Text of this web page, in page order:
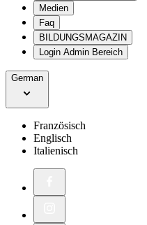
Medien
Faq
BILDUNGSMAGAZIN
Login Admin Bereich
German
Französisch
Englisch
Italienisch